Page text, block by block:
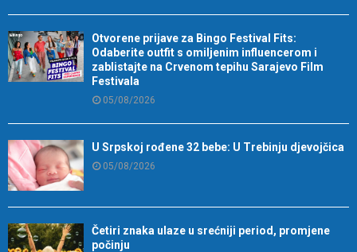
Otvorene prijave za Bingo Festival Fits:
Odaberite outfit s omiljenim influencerom i
zablistajte na Crvenom tepihu Sarajevo Film
Festivala
05/08/2026
U Srpskoj rođene 32 bebe: U Trebinju djevojčica
05/08/2026
Četiri znaka ulaze u srećniji period, promjene
počinju